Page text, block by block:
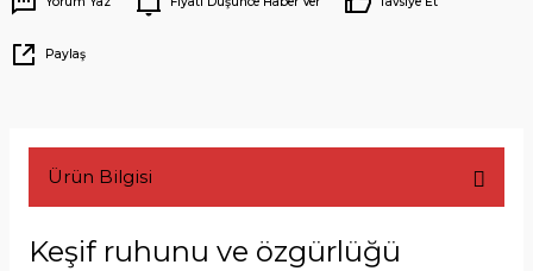
Paylaş
Ürün Bilgisi
Keşif ruhunu ve özgürlüğü